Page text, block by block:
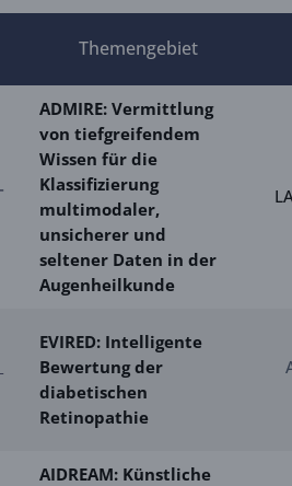
Themengebiet
ADMIRE: Vermittlung
von tiefgreifendem
Wissen für die
Klassifizierung
multimodaler,
unsicherer und
seltener Daten in der
Augenheilkunde
EVIRED: Intelligente
Bewertung der
diabetischen
Retinopathie
AIDREAM: Künstliche